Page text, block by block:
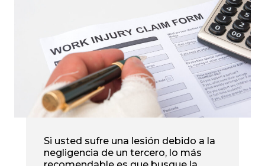
Si usted sufre una lesión debido a la
negligencia de un tercero, lo más